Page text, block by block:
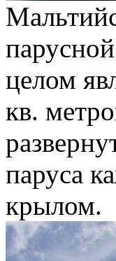
целом
кв.
паруса
крылом.